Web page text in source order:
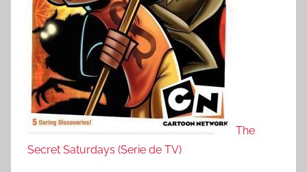
The
Secret Saturdays (Serie de TV)